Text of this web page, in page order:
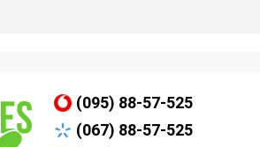
(095) 88-57-525
(067) 88-57-525